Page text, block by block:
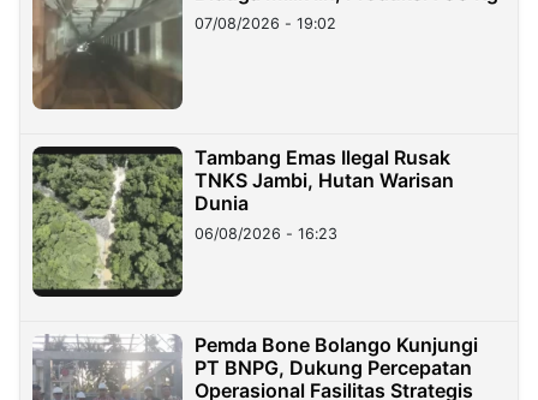
07/08/2026 - 19:02
Tambang Emas Ilegal Rusak
TNKS Jambi, Hutan Warisan
Dunia
06/08/2026 - 16:23
Pemda Bone Bolango Kunjungi
PT BNPG, Dukung Percepatan
Operasional Fasilitas Strategis